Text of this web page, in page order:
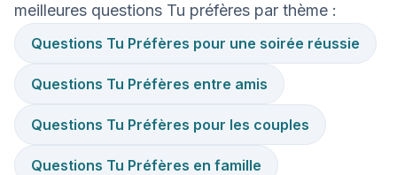
meilleures questions Tu préfères par thème :
Questions Tu Préfères pour une soirée réussie
Questions Tu Préfères entre amis
Questions Tu Préfères pour les couples
Questions Tu Préfères en famille